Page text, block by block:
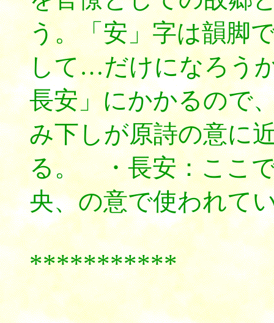
う。「安」字は韻脚
して…だけになろう
長安」にかかるので
み下しが原詩の意
る。 ・長安：ここ
央、の意で使われて
***********